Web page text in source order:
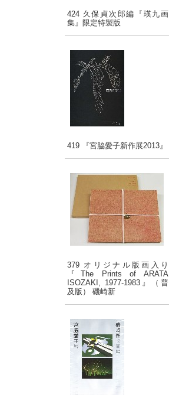
424 久保貞次郎編『瑛九画
集』限定特製版
419 『宮脇愛子新作展2013』
379 オリジナル版画入り
『The Prints of ARATA
ISOZAKI, 1977-1983』（普
及版） 磯崎新